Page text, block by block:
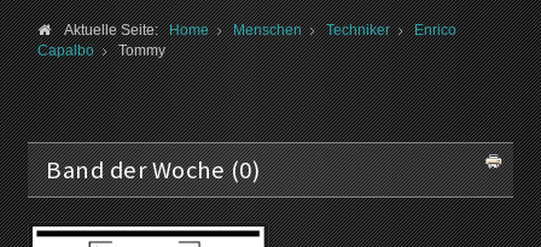
Aktuelle Seite:Home Menschen Techniker
Enrico
Capalbo
Tommy
Band der Woche (0)